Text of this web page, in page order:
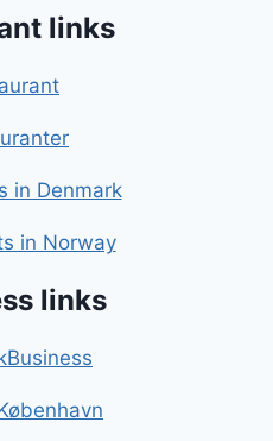
links
in Denmark
in Norway
links